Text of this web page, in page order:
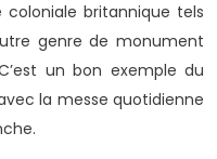
coloniale britannique tels
genre de monument
un bon exemple du
la messe quotidienne